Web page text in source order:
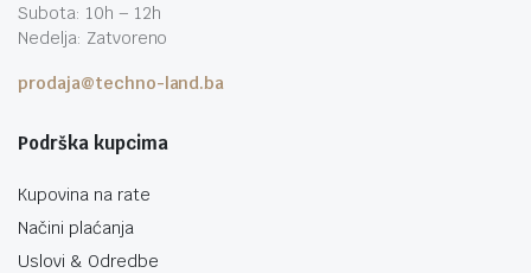
Subota: 10h – 12h
Nedelja: Zatvoreno
prodaja@techno-land.ba
Podrška kupcima
Kupovina na rate
Načini plaćanja
Uslovi & Odredbe